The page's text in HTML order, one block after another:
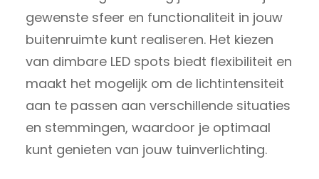
gewenste sfeer en functionaliteit in jouw
buitenruimte kunt realiseren. Het kiezen
van dimbare LED spots biedt flexibiliteit en
maakt het mogelijk om de lichtintensiteit
aan te passen aan verschillende situaties
en stemmingen, waardoor je optimaal
kunt genieten van jouw tuinverlichting.